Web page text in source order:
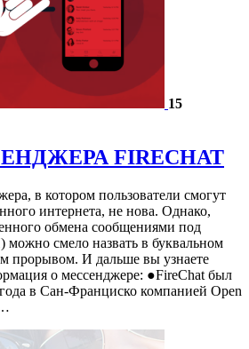
15
FIRECHAT
в котором пользователи смогут
интернета, не нова. Однако,
обмена сообщениями под
можно смело назвать в буквальном
прорывом. И дальше вы узнаете
о мессенджере: ●FireChat был
в Сан-Франциско компанией Open